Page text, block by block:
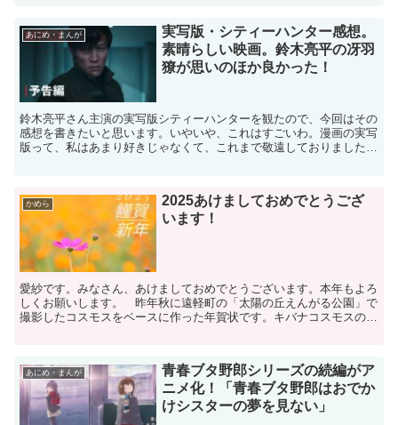
あにめ・まんが
実写版・シティーハンター感想。
素晴らしい映画。鈴木亮平の冴羽
獠が思いのほか良かった！
鈴木亮平さん主演の実写版シティーハンターを観たので、今回はその
感想を書きたいと思います。いやいや、これはすごいわ。漫画の実写
版って、私はあまり好きじゃなくて、これまで敬遠しておりました。
かめら
2025あけましておめでとうござ
います！
愛紗です。みなさん、あけましておめでとうございます。本年もよろ
しくお願いします。 昨年秋に遠軽町の「太陽の丘えんがる公園」で
撮影したコスモスをベースに作った年賀状です。キバナコスモスの畑
あにめ・まんが
青春ブタ野郎シリーズの続編がア
ニメ化！「青春ブタ野郎はおでか
けシスターの夢を見ない」